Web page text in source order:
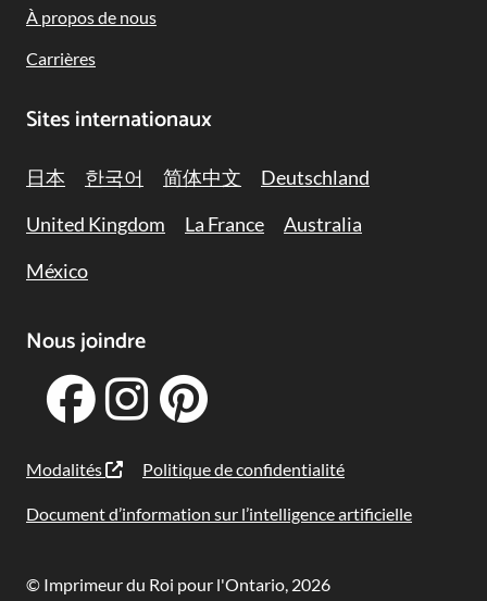
À propos de nous
Carrières
Sites internationaux
日本 한국어 简体中文
Deutschland
United Kingdom
La France
Australia
México
Modalités Politique de confidentialité
Document d’information sur l’intelligence artificielle
Nous joindre
© Imprimeur du Roi pour l'Ontario, 2026